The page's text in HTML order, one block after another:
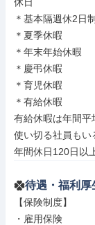
＊基本隔週休2日
＊夏季休暇
＊年末年始休暇
＊慶弔休暇
＊育児休暇
＊有給休暇
有給休暇は年間平
使い切る社員もい
年間休日120日以
待遇・福利厚
【保険制度】
・雇用保険